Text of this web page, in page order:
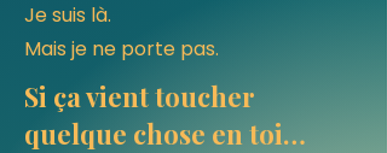
Je suis là.
Mais je ne porte pas.
Si ça vient toucher
quelque chose en toi…